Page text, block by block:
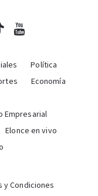
Política
Economía
Empresarial
Elonce en vivo
y Condiciones